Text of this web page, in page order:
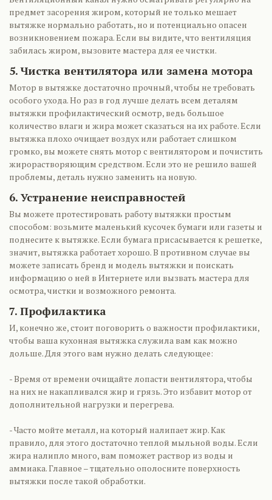
предмет засорения жиром, который не только мешает
вытяжке нормально работать, но и потенциально опасен
возникновением пожара. Если вы видите, что вентиляция
забилась жиром, вызовите мастера для ее чистки.
5. Чистка вентилятора или замена мотора
Мотор в вытяжке достаточно прочный, чтобы не требовать
особого ухода. Но раз в год лучше делать всем деталям
вытяжки профилактический осмотр, ведь большое
количество влаги и жира может сказаться на их работе. Если
вытяжка плохо очищает воздух или работает слишком
громко, вы можете снять мотор с вентилятором и почистить
жирорастворяющим средством. Если это не решило вашей
проблемы, деталь нужно заменить на новую.
6. Устранение неисправностей
Вы можете протестировать работу вытяжки простым
способом: возьмите маленький кусочек бумаги или газеты и
поднесите к вытяжке. Если бумага присасывается к решетке,
значит, вытяжка работает хорошо. В противном случае вы
можете записать бренд и модель вытяжки и поискать
информацию о ней в Интернете или вызвать мастера для
осмотра, чистки и возможного ремонта.
7. Профилактика
И, конечно же, стоит поговорить о важности профилактики,
чтобы ваша кухонная вытяжка служила вам как можно
дольше. Для этого вам нужно делать следующее:
- Время от времени очищайте лопасти вентилятора, чтобы
на них не накапливался жир и грязь. Это избавит мотор от
дополнительной нагрузки и перегрева.
- Часто мойте металл, на который налипает жир. Как
правило, для этого достаточно теплой мыльной воды. Если
жира налипло много, вам поможет раствор из воды и
аммиака. Главное – тщательно ополосните поверхность
вытяжки после такой обработки.